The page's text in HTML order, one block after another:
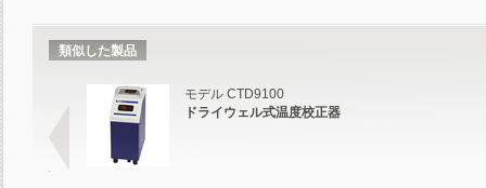
類似した製品
モデル CTD9100
ドライウェル式温度校正器